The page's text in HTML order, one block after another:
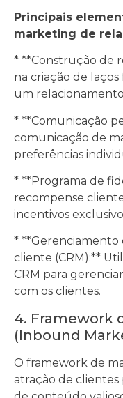
Principais
marketing de
* **Construção de
na criação de
um
* **Comunicação
comunicação de
preferências
* **Programa de
recompense
incentivos
* **Gerenciamento
cliente (CRM):**
CRM para
com os clientes.
4. Framework
(Inbound
O framework de
atração de clientes